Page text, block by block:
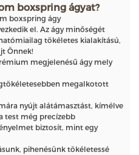
boxspring ágyat?
boxspring ágy
el. Az ágy minőségét
tökéletes kialakítású,
Önnek!
megjelenésű ágy mely
megalkotott
nyújt alátámasztást, kímélve
test még precízebb
biztosít, mint egy
pihenésünk tökéletessé